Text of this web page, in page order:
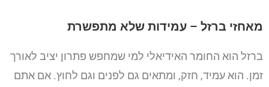
מאחזי ברזל – עמידות שלא מתפשרת
ברזל הוא החומר האידיאלי למי שמחפש פתרון יציב לאורך
זמן. הוא עמיד, חזק, ומתאים גם לפנים וגם לחוץ. אם אתם